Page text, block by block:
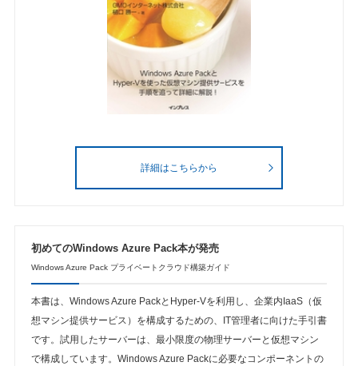
詳細はこちらから
初めてのWindows Azure Pack本が発売
Windows Azure Pack プライベートクラウド構築ガイド
本書は、Windows Azure PackとHyper-Vを利用し、企業内IaaS（仮
想マシン提供サービス）を構成するための、IT管理者に向けた手引書
です。試用したサーバーは、最小限度の物理サーバーと仮想マシン
で構成しています。Windows Azure Packに必要なコンポーネントの